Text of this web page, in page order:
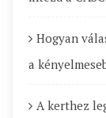
Hogyan
a
A kerthez